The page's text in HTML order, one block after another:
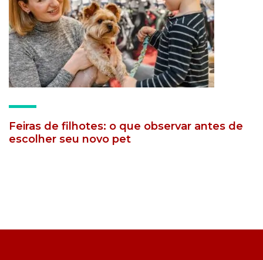
Feiras de filhotes: o que observar antes de
escolher seu novo pet